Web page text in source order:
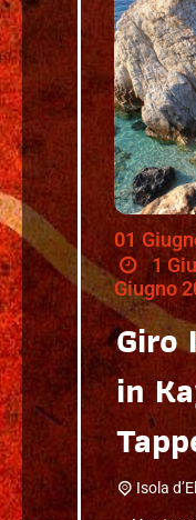
01
1
Giugno
Giro
in
Isola